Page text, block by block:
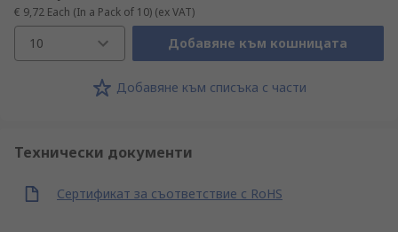
€ 9,72 Each (In a Pack of 10) (ex VAT)
10 Добавяне към кошницата
Добавяне към списъка с части
Технически документи
Сертификат за съответствие с RoHS